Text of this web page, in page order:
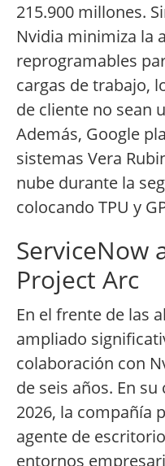
215.900 millones.
Nvidia minimiza la
reprogramables
cargas de trabajo,
de cliente no sean
Además, Google
sistemas Vera
nube durante la
colocando TPU y
ServiceNow
Project Arc
En el frente de las
ampliado
colaboración con
de seis años. En
2026, la compañía
agente de
entornos